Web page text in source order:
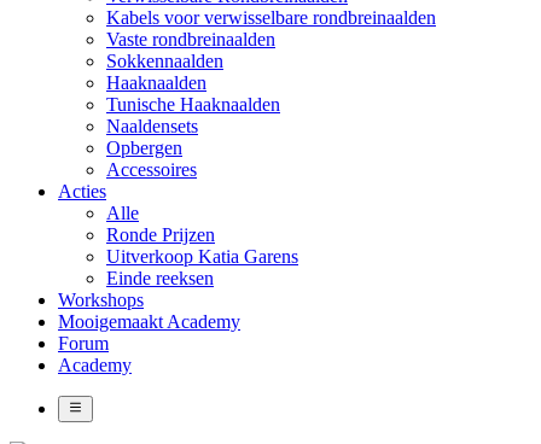
Kabels voor verwisselbare rondbreinaalden
Vaste rondbreinaalden
Sokkennaalden
Haaknaalden
Tunische Haaknaalden
Naaldensets
Opbergen
Accessoires
Acties
Alle
Ronde Prijzen
Uitverkoop Katia Garens
Einde reeksen
Workshops
Mooigemaakt Academy
Forum
Academy